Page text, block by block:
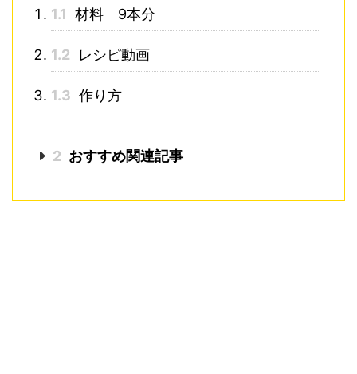
1.1 材料 9本分
1.2 レシピ動画
1.3 作り方
2 おすすめ関連記事